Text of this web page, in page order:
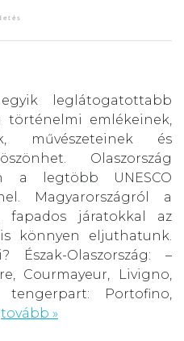
leglátogatottabb
történelmi emlékeinek,
művészeteinek és
Olaszország
a legtöbb UNESCO
Magyarországról a
fapados járatokkal az
könnyen eljuthatunk.
Észak-Olaszország: –
Courmayeur, Livigno,
tengerpart: Portofino,
tovább »